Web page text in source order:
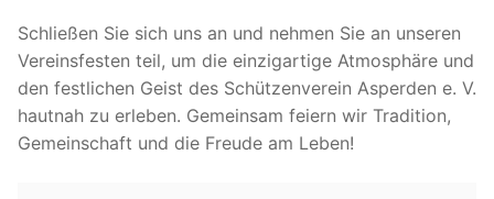
Schließen Sie sich uns an und nehmen Sie an unseren
Vereinsfesten teil, um die einzigartige Atmosphäre und
den festlichen Geist des Schützenverein Asperden e. V.
hautnah zu erleben. Gemeinsam feiern wir Tradition,
Gemeinschaft und die Freude am Leben!